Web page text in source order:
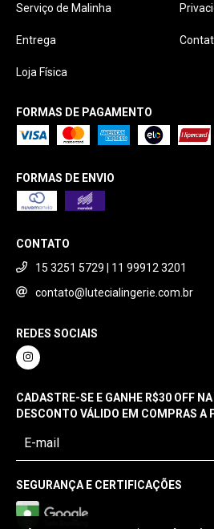
Serviço de Malinha
Entrega
Loja Física
FORMAS DE PAGAMENTO
FORMAS DE ENVIO
CONTATO
15 3251 5729 | 11 99912 3201
contato@lutecialingerie.com.br
REDES SOCIAIS
CADASTRE-SE E GANHE R$30 OFF
DESCONTO VÁLIDO EM COMPRAS A
SEGURANÇA E CERTIFICAÇÕES